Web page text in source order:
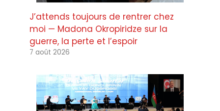
J’attends toujours de rentrer chez
moi — Madona Okropiridze sur la
guerre, la perte et l’espoir
7 août 2026